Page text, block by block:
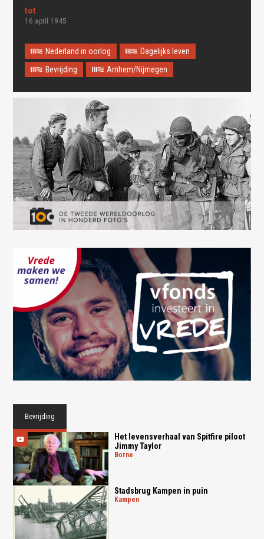
16 april 1945
Nederland in oorlog
Dagelijks leven
Bevrijding
Arnhem/Nijmegen
Bevrijding
Het levensverhaal van Spitfire piloot
Jimmy Taylor
borne
Stadsbrug Kampen in puin
kampen